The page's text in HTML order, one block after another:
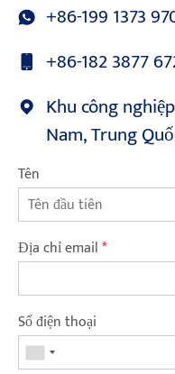
+86-199 1373
+86-182 3877
Khu công
Nam, Trung
Tên
Địa chỉ email*
Số điện thoại